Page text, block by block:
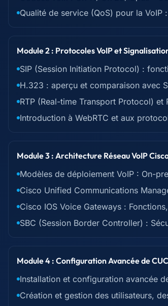
Qualité de service (QoS) pour la
Module 2 : Protocoles VoIP et
SIP (Session Initiation Protocol) :
H.323 : aperçu et comparaison avec
RTP (Real-time Transport Protocol)
Introduction à WebRTC et aux
Module 3 : Architecture Réseau VoIP
Modèles de déploiement VoIP : On-
Cisco Unified Communications
Cisco IOS Voice Gateways :
SBC (Session Border Controller) :
Module 4 : Configuration Avancée de
Installation et configuration avancée
Création et gestion des utilisateurs,